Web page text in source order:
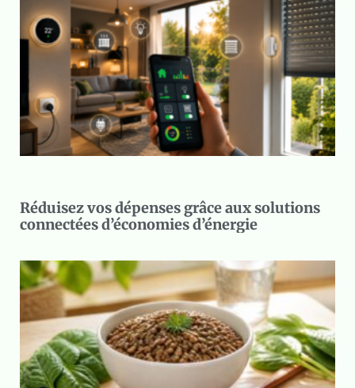
Réduisez vos dépenses grâce aux solutions
connectées d’économies d’énergie